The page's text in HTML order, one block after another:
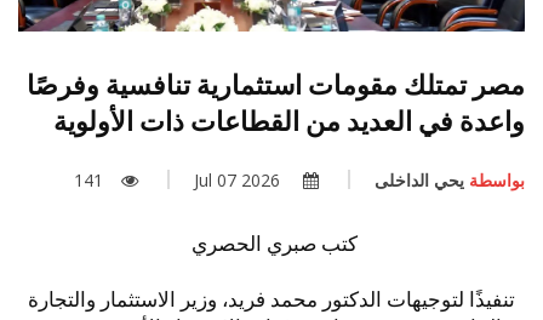
مصر تمتلك مقومات استثمارية تنافسية وفرصًا
واعدة في العديد من القطاعات ذات الأولوية
بواسطة يحي الداخلى 141
كتب صبري الحصري
تنفيذًا لتوجيهات الدكتور محمد فريد، وزير الاستثمار والتجارة